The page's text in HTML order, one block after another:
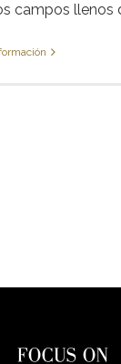
campos llenos